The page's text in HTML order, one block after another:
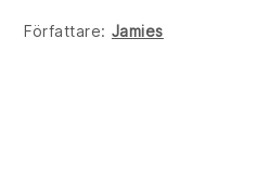
Författare: Jamies